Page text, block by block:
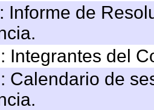
Informe de
Integrantes del
Calendario de